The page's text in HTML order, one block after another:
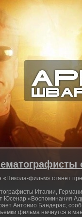
«Никола-фильм» станет
Италии,
Юсенар «Воспоминания
Антонио Бандерас,
фильма начнутся в